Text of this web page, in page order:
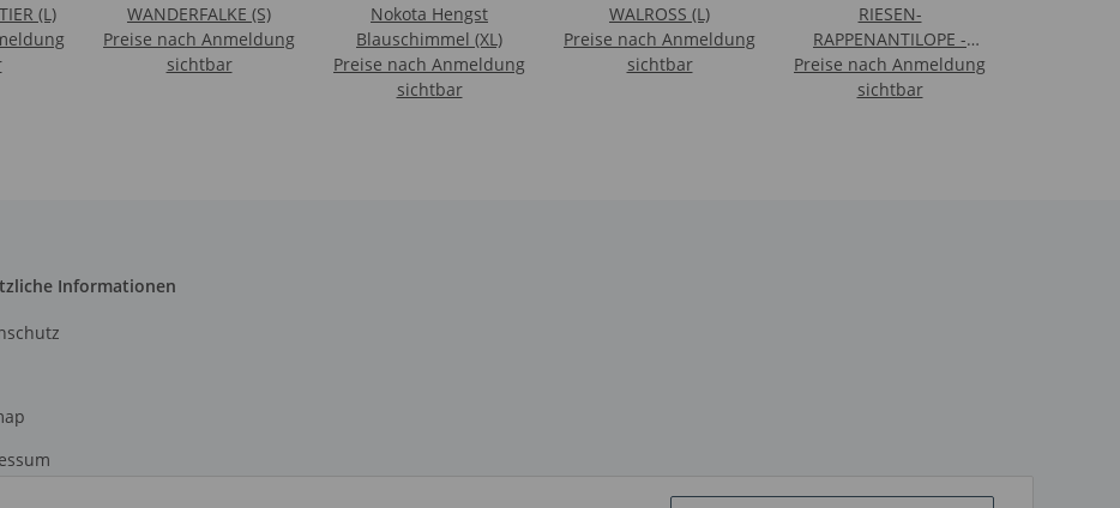
(L)
WANDERFALKE (S)
Preise nach Anmeldung
sichtbar
Nokota Hengst
Blauschimmel (XL)
Preise nach Anmeldung
sichtbar
WALROSS (L)
Preise nach Anmeldung
sichtbar
RIESEN-
RAPPENANTILOPE -
WEIBCHEN (L)
Preise nach Anmeldung
sichtbar
Informationen